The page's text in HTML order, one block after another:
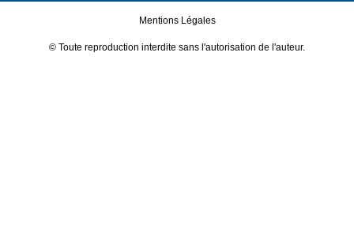
Mentions Légales
© Toute reproduction interdite sans l'autorisation de l'auteur.